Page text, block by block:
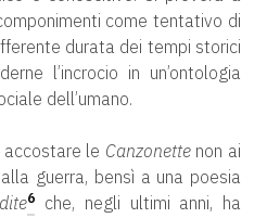
come tentativo di
durata dei tempi storici
l’incrocio in un’ontologia
dell’umano.
le Canzonettenon ai
guerra, bensì a una poesia
6
che, negli ultimi anni, ha